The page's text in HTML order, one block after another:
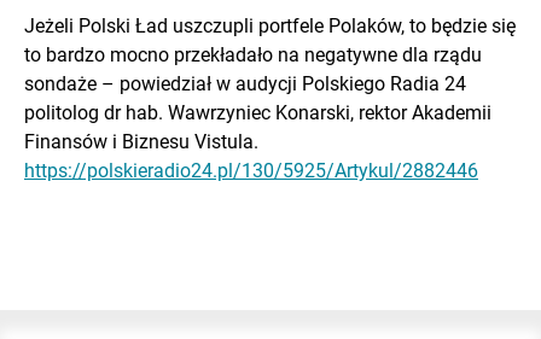
Jeżeli Polski Ład uszczupli portfele Polaków, to będzie się
to bardzo mocno przekładało na negatywne dla rządu
sondaże – powiedział w audycji Polskiego Radia 24
politolog dr hab. Wawrzyniec Konarski, rektor Akademii
Finansów i Biznesu Vistula.
https://polskieradio24.pl/130/5925/Artykul/2882446